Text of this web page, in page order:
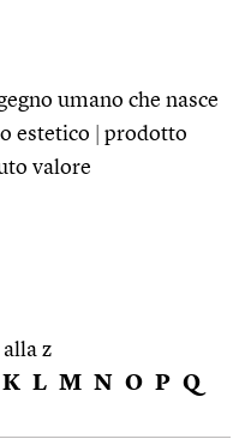
umano che nasce
estetico
prodotto
valore
z
K L M N O P Q